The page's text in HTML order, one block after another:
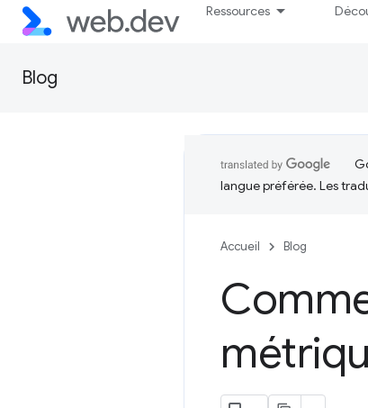
Ressources
Blog
langue préférée. Les
Accueil Blog